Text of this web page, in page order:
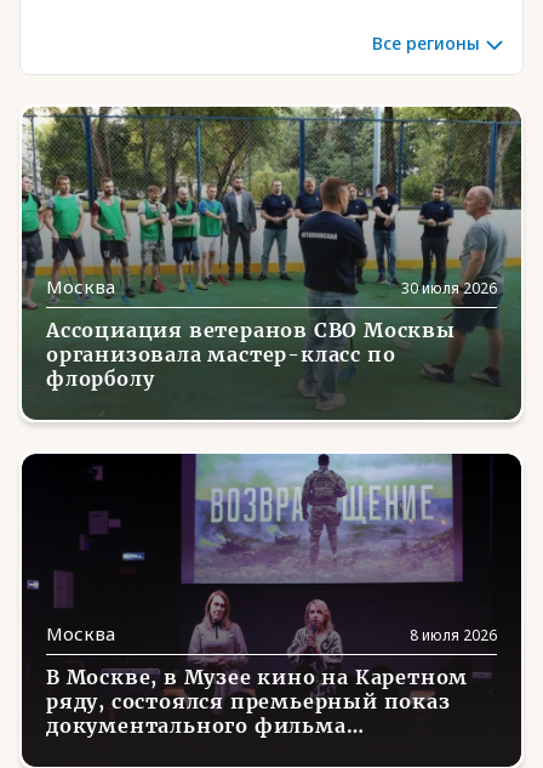
Вологодская область(6)
Воронежская область(19)
Дагестан(25)
Донецкая Народная Республика(8)
Еврейская АО(23)
Забайкальский край(13)
Запорожская область(22)
Ивановская область
Иркутская область(5)
Кабардино-Балкария(2)
Калининградская область(1)
Калмыкия
Калужская область(11)
Камчатский край(1)
Все регионы
Москва 30 июля 2026
Ассоциация ветеранов СВО Москвы
организовала мастер-класс по
флорболу
Москва 8 июля 2026
В Москве, в Музее кино на Каретном
ряду, состоялся премьерный показ
документального фильма